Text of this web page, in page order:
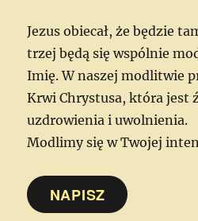
Jezus obiecał, że będzie
trzej będą się wspólnie
Imię. W naszej modlitwie
Krwi Chrystusa, która jest
uzdrowienia i uwolnienia.
Modlimy się w Twojej
NAPISZ